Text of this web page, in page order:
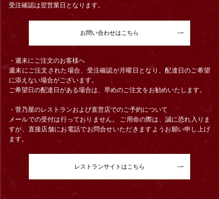
受注確認は翌営業日となります。
お問い合わせはこちら
・週末にご注文のお客様へ
週末にご注文された場合、受注確認が月曜日となり、配達日のご希望
に添えない場合がございます。
ご希望日の配達日がある場合は、早めのご注文をお勧めいたします。
・菅乃屋のレストランおよび直営店でのご予約について
メールでの受付は行っておりません。 ご用命の際は、誠に恐れ入りま
すが、直接店舗にお電話でお問合せいただきますようお願い申し上げ
ます。
レストランサイトはこちら